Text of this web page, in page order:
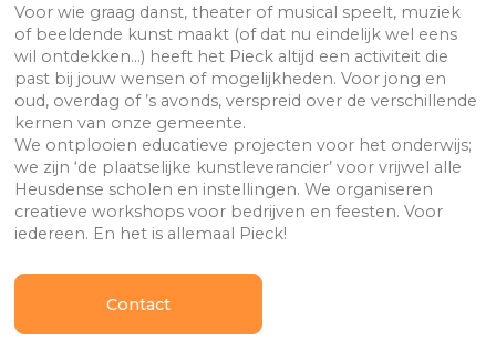
Voor wie graag danst, theater of musical speelt, muziek
of beeldende kunst maakt (of dat nu eindelijk wel eens
wil ontdekken…) heeft het Pieck altijd een activiteit die
past bij jouw wensen of mogelijkheden. Voor jong en
oud, overdag of ’s avonds, verspreid over de verschillende
kernen van onze gemeente.
We ontplooien educatieve projecten voor het onderwijs;
we zijn ‘de plaatselijke kunstleverancier’ voor vrijwel alle
Heusdense scholen en instellingen. We organiseren
creatieve workshops voor bedrijven en feesten. Voor
iedereen. En het is allemaal Pieck!
Contact